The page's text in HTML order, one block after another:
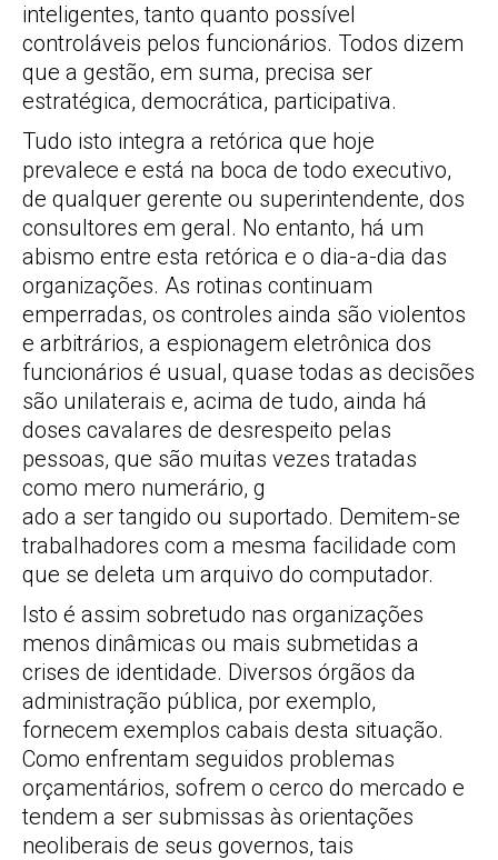
inteligentes, tanto quanto possível
controláveis pelos funcionários. Todos dizem
que a gestão, em suma, precisa ser
estratégica, democrática, participativa.
Tudo isto integra a retórica que hoje
prevalece e está na boca de todo executivo,
de qualquer gerente ou superintendente, dos
consultores em geral. No entanto, há um
abismo entre esta retórica e o dia-a-dia das
organizações. As rotinas continuam
emperradas, os controles ainda são violentos
e arbitrários, a espionagem eletrônica dos
funcionários é usual, quase todas as decisões
são unilaterais e, acima de tudo, ainda há
doses cavalares de desrespeito pelas
pessoas, que são muitas vezes tratadas
como mero numerário, g
ado a ser tangido ou suportado. Demitem-se
trabalhadores com a mesma facilidade com
que se deleta um arquivo do computador.
Isto é assim sobretudo nas organizações
menos dinâmicas ou mais submetidas a
crises de identidade. Diversos órgãos da
administração pública, por exemplo,
fornecem exemplos cabais desta situação.
Como enfrentam seguidos problemas
orçamentários, sofrem o cerco do mercado e
tendem a ser submissas às orientações
neoliberais de seus governos, tais